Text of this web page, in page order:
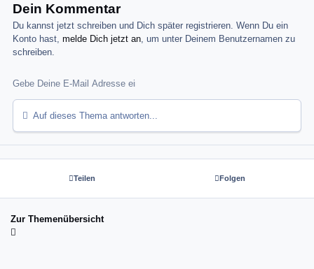
Dein Kommentar
Du kannst jetzt schreiben und Dich später registrieren. Wenn Du ein
Konto hast,melde Dich jetzt an , um unter Deinem Benutzernamen zu
schreiben.
Auf dieses Thema antworten...
Teilen Folgen
Zur Themenübersicht